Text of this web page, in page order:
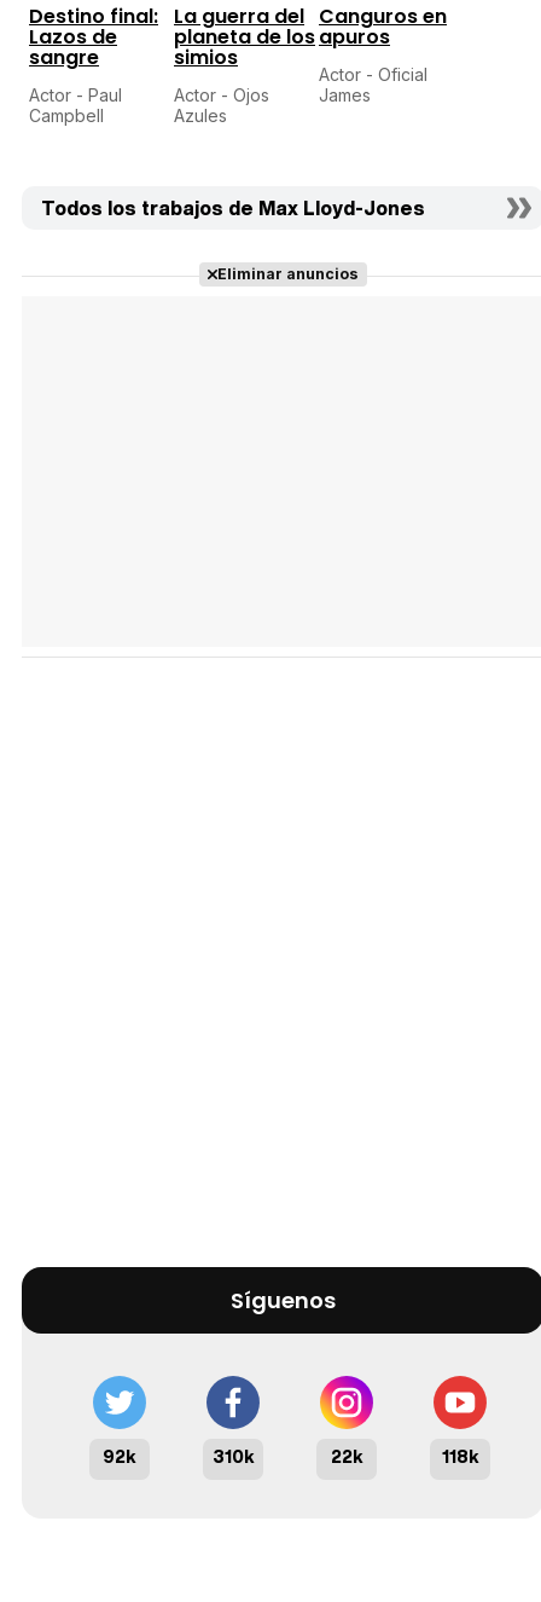
Destino final:
Lazos de
sangre
Actor - Paul
Campbell
La guerra del
planeta de los
simios
Actor - Ojos
Azules
Canguros en
apuros
Actor - Oficial
James
Todos los trabajos de Max Lloyd-Jones
Eliminar anuncios
Síguenos
92k 310k 22k 118k